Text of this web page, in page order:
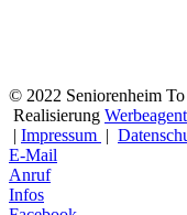
© 2022 Seniorenheim
Realisierung
| Impressum |
E-Mail
Anruf
Infos